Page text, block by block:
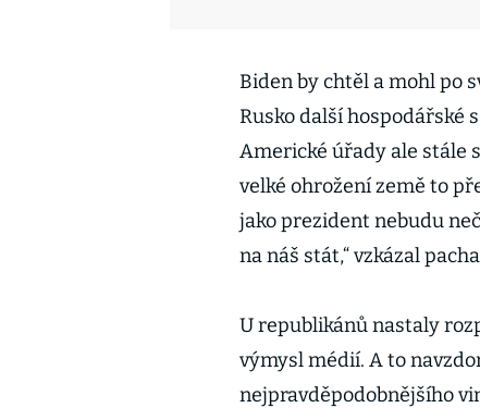
Biden by chtěl a mohl po
Rusko další hospodářské
Americké úřady ale stále
velké ohrožení země to
jako prezident nebudu
na náš stát,“ vzkázal
U republikánů nastaly
výmysl médií. A to
nejpravděpodobnějšího